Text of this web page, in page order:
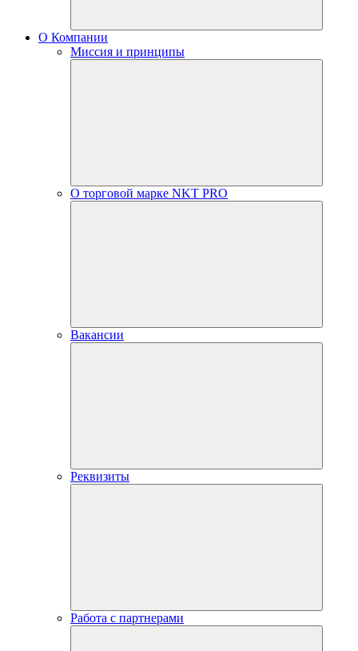
О Компании
Миссия и принципы
О торговой марке NKT PRO
Вакансии
Реквизиты
Работа с партнерами